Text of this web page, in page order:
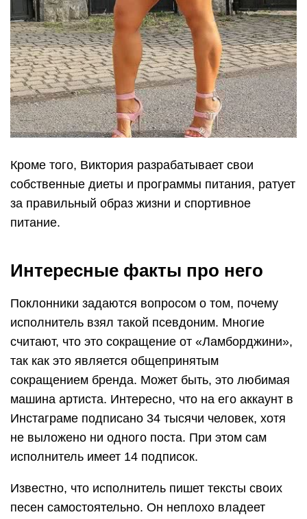
Кроме того, Виктория разрабатывает свои
собственные диеты и программы питания, ратует
за правильный образ жизни и спортивное
питание.
Интересные факты про него
Поклонники задаются вопросом о том, почему
исполнитель взял такой псевдоним. Многие
считают, что это сокращение от «Ламборджини»,
так как это является общепринятым
сокращением бренда. Может быть, это любимая
машина артиста. Интересно, что на его аккаунт в
Инстаграме подписано 34 тысячи человек, хотя
не выложено ни одного поста. При этом сам
исполнитель имеет 14 подписок.
Известно, что исполнитель пишет тексты своих
песен самостоятельно. Он неплохо владеет